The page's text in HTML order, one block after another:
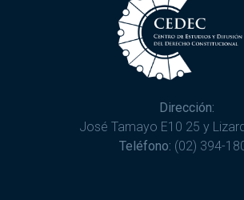
Dirección:
José Tamayo E10 25 y
Teléfono: (02) 394-